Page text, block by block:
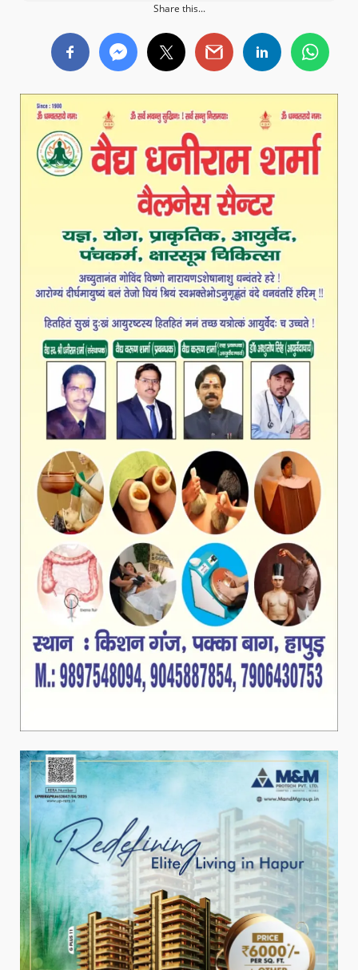
Share this...